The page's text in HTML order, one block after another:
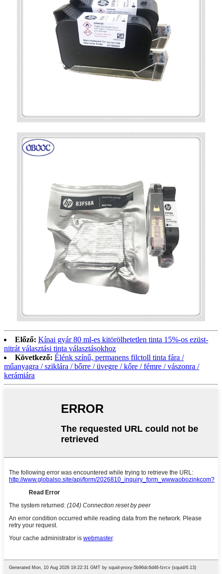
Előző: Kínai gyár 80 ml-es kitörölhetetlen tinta 15%-os ezüst-
nitrát választási tinta választásokhoz
Következő: Élénk színű, permanens filctoll tinta fára /
műanyagra / sziklára / bőrre / üvegre / kőre / fémre / vászonra /
kerámiára